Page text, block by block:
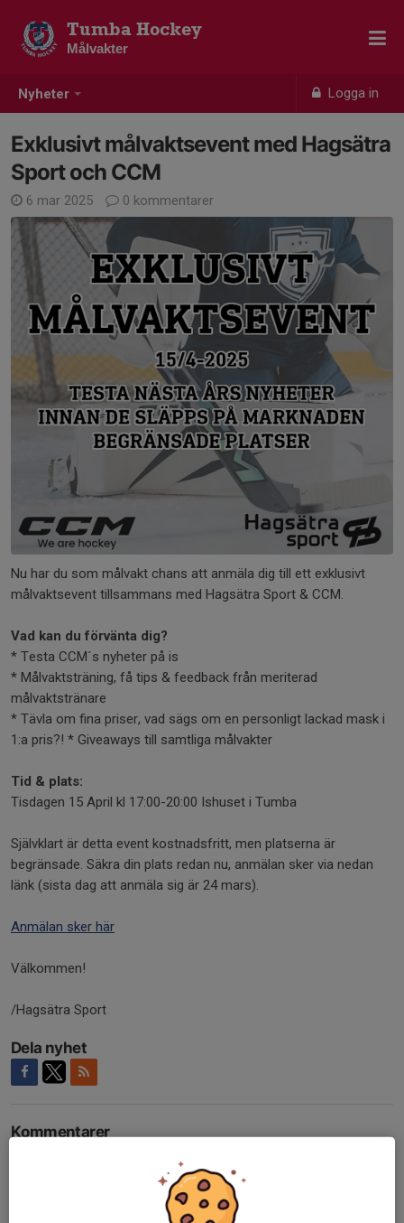
Nyheter Logga in
Tumba Hockey
Målvakter
Exklusivt målvaktsevent med Hagsätra
Sport och CCM
6 mar 2025 0 kommentarer
Nu har du som målvakt chans att anmäla dig till ett exklusivt
målvaktsevent tillsammans med Hagsätra Sport & CCM.
Vad kan du förvänta dig?
* Testa CCM´s nyheter på is
* Målvaktsträning, få tips & feedback från meriterad
målvaktstränare
* Tävla om fina priser, vad sägs om en personligt lackad mask i
1:a pris?! * Giveaways till samtliga målvakter
Tid & plats:
Tisdagen 15 April kl 17:00-20:00 Ishuset i Tumba
Självklart är detta event kostnadsfritt, men platserna är
begränsade. Säkra din plats redan nu, anmälan sker via nedan
länk (sista dag att anmäla sig är 24 mars).
Anmälan sker här
Välkommen!
/Hagsätra Sport
Dela nyhet
Kommentarer